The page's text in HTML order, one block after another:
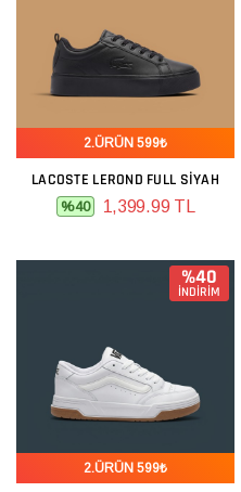
2.ÜRÜN 599₺
LACOSTE LEROND FULL SIYAH
%40 1,399.99 TL
%40
İNDİRİM
2.ÜRÜN 599₺